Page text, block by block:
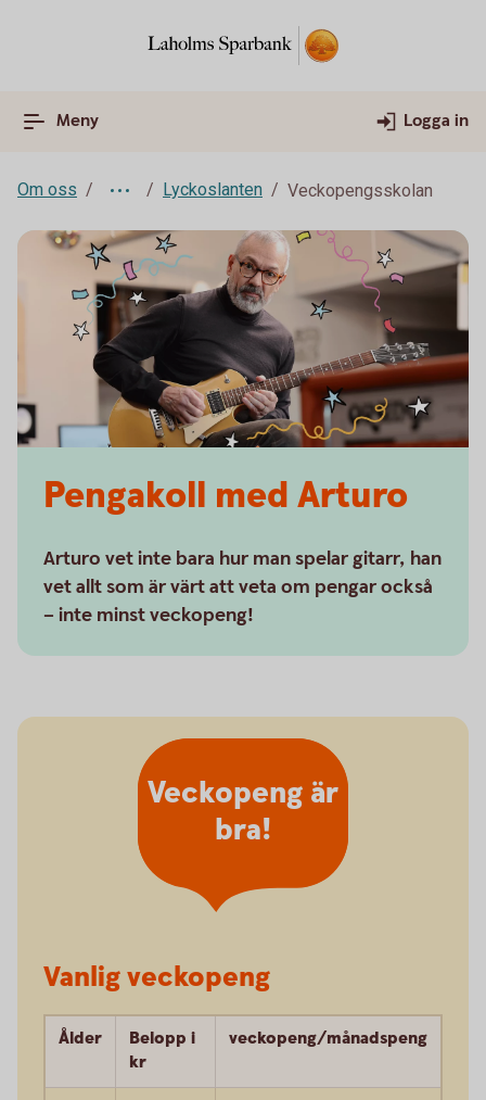
Meny Logga in
Om oss Lyckoslanten Veckopengsskolan
Pengakoll med Arturo
Arturo vet inte bara hur man spelar gitarr, han
vet allt som är värt att veta om pengar också
– inte minst veckopeng!
Vanlig veckopeng
Ålder
Belopp i
kr
veckopeng/månadspeng
Veckopeng är
bra!